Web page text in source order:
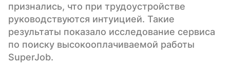
признались, что при трудоустройстве
руководствуются интуицией. Такие
результаты показало исследование сервиса
по поиску высокооплачиваемой работы
SuperJob.